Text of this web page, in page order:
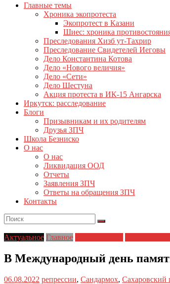
Главные темы
Хроника экопротеста
Экопротест в Казани
Шиес: хроника
Преследования Хизб ут-Тахрир
Преследование Свидетелей Иеговы
Дело Константина Котова
Дело «Нового величия»
Дело «Сети»
Дело Шестуна
Акция протеста в ИК-15 Ангарска
Иркутск: расследование
Блоги
Призывникам и их родителям
Друзья ЗПЧ
Школа Безниско
О нас
О нас
Ликвидация ООД
Отчеты
Заявления ЗПЧ
Ответы на обращения ЗПЧ
Контакты
Актуальное Главное
В Международный день
06.08.2022 репрессии, Сандармох, Сахаровский